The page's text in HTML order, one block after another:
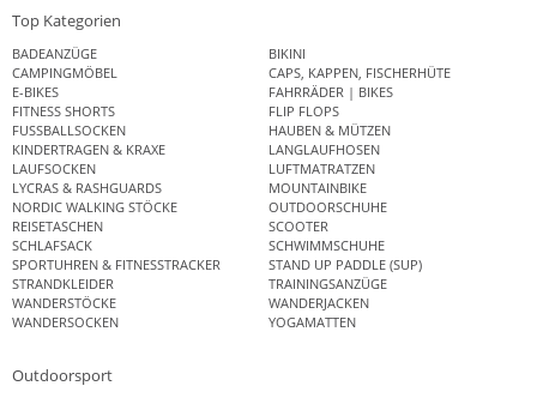
Top Kategorien
BADEANZÜGE
BIKINI
CAMPINGMÖBEL
CAPS, KAPPEN, FISCHERHÜTE
E-BIKES
FAHRRÄDER | BIKES
FITNESS SHORTS
FLIP FLOPS
FUSSBALLSOCKEN
HAUBEN & MÜTZEN
KINDERTRAGEN & KRAXE
LANGLAUFHOSEN
LAUFSOCKEN
LUFTMATRATZEN
LYCRAS & RASHGUARDS
MOUNTAINBIKE
NORDIC WALKING STÖCKE
OUTDOORSCHUHE
REISETASCHEN
SCOOTER
SCHLAFSACK
SCHWIMMSCHUHE
SPORTUHREN & FITNESSTRACKER
STAND UP PADDLE (SUP)
STRANDKLEIDER
TRAININGSANZÜGE
WANDERSTÖCKE
WANDERJACKEN
WANDERSOCKEN
YOGAMATTEN
Outdoorsport